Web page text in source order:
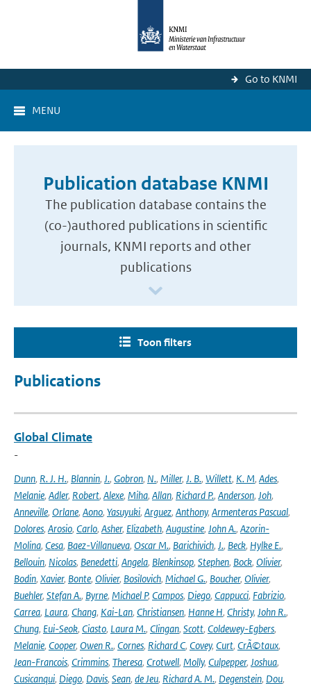
Go to KNMI
MENU
Publication database KNMI
The publication database contains the
(co-)authored publications in scientific
journals, KNMI reports and other
publications
Toon filters
Publications
Global Climate
-
Dunn, R. J. H., Blannin, J., Gobron, N., Miller, J. B., Willett, K. M, Ades,
Melanie, Adler, Robert, Alexe, Miha, Allan, Richard P., Anderson, Joh,
Anneville, Orlane, Aono, Yasuyuki, Arguez, Anthony, Armenteras Pascual,
Dolores, Arosio, Carlo, Asher, Elizabeth, Augustine, John A., Azorin-
Molina, Cesa, Baez-Villanueva, Oscar M., Barichivich, J., Beck, Hylke E.,
Bellouin, Nicolas, Benedetti, Angela, Blenkinsop, Stephen, Bock, Olivier,
Bodin, Xavier, Bonte, Olivier, Bosilovich, Michael G., Boucher, Olivier,
Buehler, Stefan A., Byrne, Michael P, Campos, Diego, Cappucci, Fabrizio,
Carrea, Laura, Chang, Kai-Lan, Christiansen, Hanne H, Christy, John R.,
Chung, Eui-Seok, Ciasto, Laura M., Clingan, Scott, Coldewey-Egbers,
Melanie, Cooper, Owen R., Cornes, Richard C, Covey, Curt, CrÃ©taux,
Jean-Francois, Crimmins, Theresa, Crotwell, Molly, Culpepper, Joshua,
Cusicanqui, Diego, Davis, Sean, de Jeu, Richard A. M., Degenstein, Dou,